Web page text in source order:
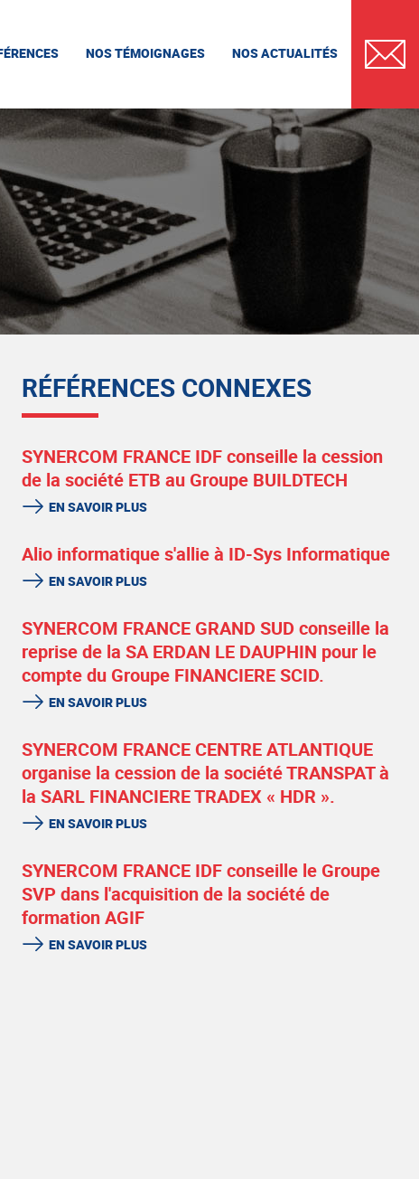
NOS TÉMOIGNAGES NOS ACTUALITÉS
RÉFÉRENCES CONNEXES
SYNERCOM FRANCE IDF conseille la cession
de la société ETB au Groupe BUILDTECH
EN SAVOIR PLUS
Alio informatique s'allie à ID-Sys Informatique
EN SAVOIR PLUS
SYNERCOM FRANCE GRAND SUD conseille la
reprise de la SA ERDAN LE DAUPHIN pour le
compte du Groupe FINANCIERE SCID.
EN SAVOIR PLUS
SYNERCOM FRANCE CENTRE ATLANTIQUE
organise la cession de la société TRANSPAT à
la SARL FINANCIERE TRADEX « HDR ».
EN SAVOIR PLUS
SYNERCOM FRANCE IDF conseille le Groupe
SVP dans l'acquisition de la société de
formation AGIF
EN SAVOIR PLUS